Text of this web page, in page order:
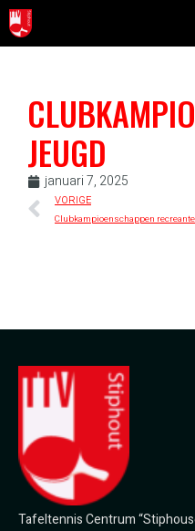
JEUGD
januari 7, 2025
VORIGE
Clubkampioenschappen
Tafeltennis Centrum